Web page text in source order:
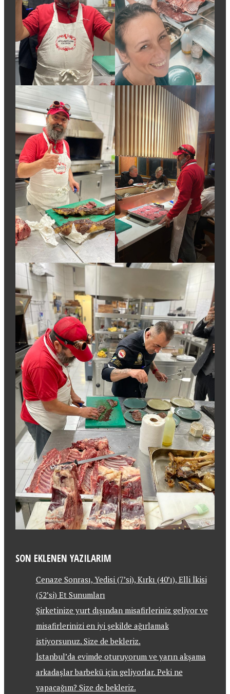
SON EKLENEN YAZILARIM
Cenaze Sonrası, Yedisi (7’si), Kırkı (40’ı), Elli İkisi
(52’si) Et Sunumları
Şirketinize yurt dışından misafirleriniz geliyor ve
misafirlerinizi en iyi şekilde ağırlamak
istiyorsunuz. Size de bekleriz.
İstanbul’da evimde oturuyorum ve yarın akşama
arkadaşlar barbekü için geliyorlar. Peki ne
yapacağım? Size de bekleriz.